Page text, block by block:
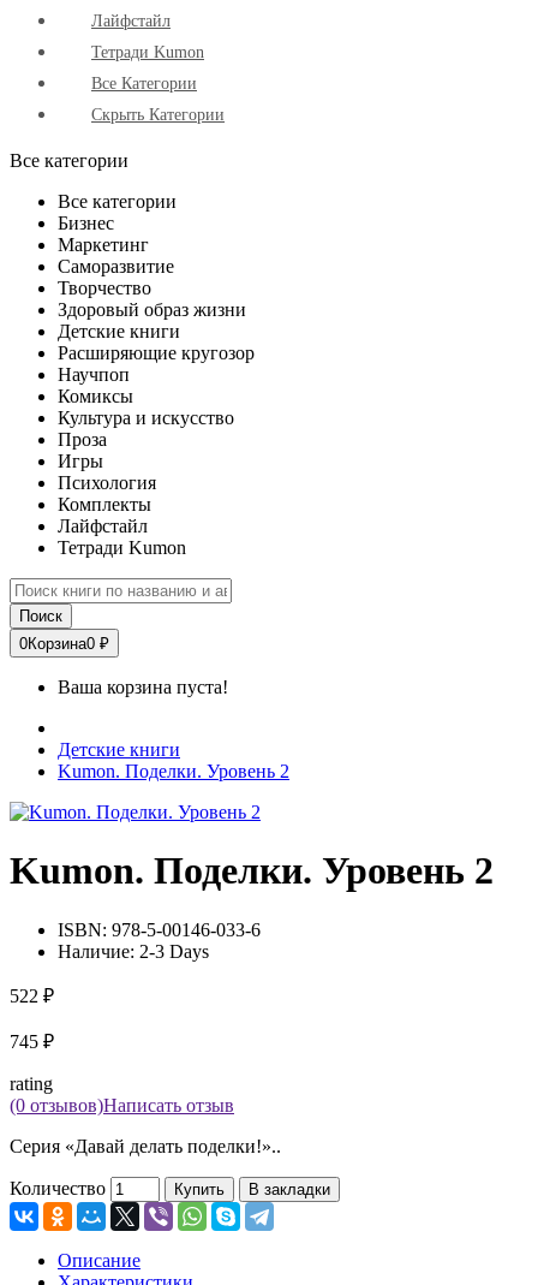
Лайфстайл
Тетради Kumon
Все Категории
Скрыть Категории
Все категории
Все категории
Бизнес
Маркетинг
Саморазвитие
Творчество
Здоровый образ жизни
Детские книги
Расширяющие кругозор
Научпоп
Комиксы
Культура и искусство
Проза
Игры
Психология
Комплекты
Лайфстайл
Тетради Kumon
Поиск
0Корзина0 ₽
Ваша корзина пуста!
Детские книги
Kumon. Поделки. Уровень 2
Kumon. Поделки. Уровень 2
ISBN: 978-5-00146-033-6
Наличие: 2-3 Days
522 ₽
745 ₽
rating
(0 отзывов)Написать отзыв
Серия «Давай делать поделки!»..
Количество Купить В закладки
Описание